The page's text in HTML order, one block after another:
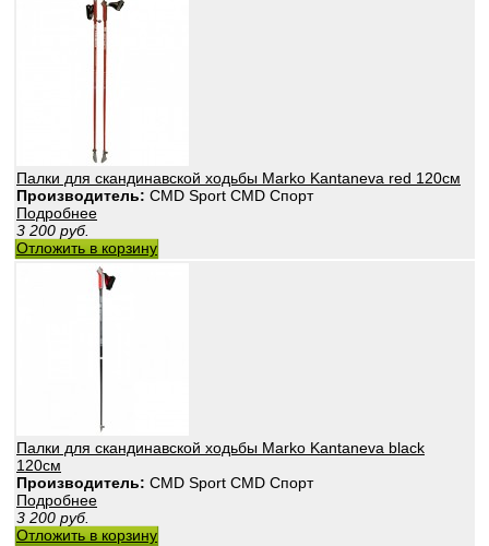
Палки для скандинавской ходьбы Marko Kantaneva red 120см
Производитель: CMD Sport CMD Спорт
Подробнее
3 200 руб.
Отложить в корзину
Палки для скандинавской ходьбы Marko Kantaneva black
120см
Производитель: CMD Sport CMD Спорт
Подробнее
3 200 руб.
Отложить в корзину